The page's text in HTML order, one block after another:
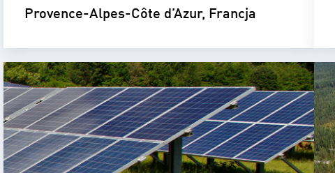
Provence-Alpes-Côte d’Azur, Francja